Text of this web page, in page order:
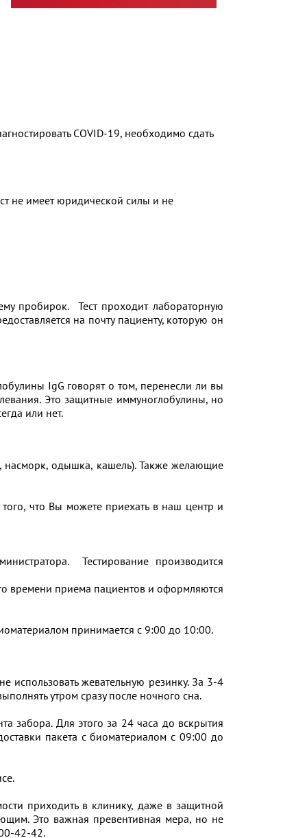
COVID-19, необходимо сдать
не имеет юридической силы и не
пробирок. Тест проходит лабораторную
на почту пациенту, которую он
IgG говорят о том, перенесли ли вы
Это защитные иммуноглобулины, но
или нет.
одышка, кашель). Также желающие
что Вы можете приехать в наш центр и
Тестирование производится
времени приема пациентов и оформляются
принимается с 9:00 до 10:00.
использовать жевательную резинку. За 3-4
утром сразу после ночного сна.
забора. Для этого за 24 часа до вскрытия
пакета с биоматериалом с 09:00 до
приходить в клинику, даже в защитной
Это важная превентивная мера, но не
42-42.